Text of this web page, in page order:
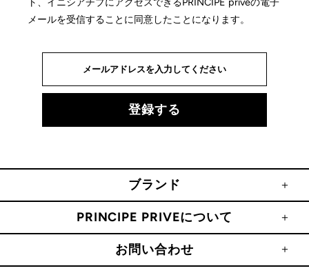
メールを受信することに同意したことになります。
ブランド
PRINCIPE PRIVEについて
お問い合わせ